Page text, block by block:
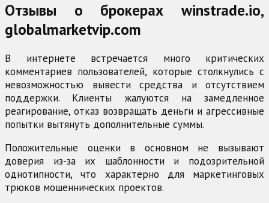
Отзывы о брокерах winstrade.io,
globalmarketvip.com
В интернете встречается много критических
комментариев пользователей, которые столкнулись с
невозможностью вывести средства и отсутствием
поддержки. Клиенты жалуются на замедленное
реагирование, отказ возвращать деньги и агрессивные
попытки вытянуть дополнительные суммы.
Положительные оценки в основном не вызывают
доверия из-за их шаблонности и подозрительной
однотипности, что характерно для маркетинговых
трюков мошеннических проектов.